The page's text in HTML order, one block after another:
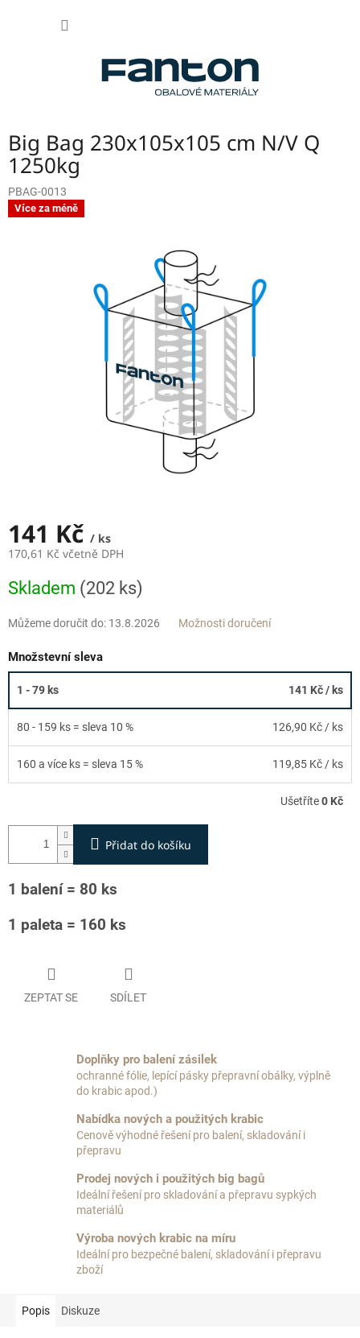
Big Bag 230x105x105 cm N/V Q
1250kg
PBAG-0013
Více za méně
141 Kč / ks
170,61 Kč včetně DPH
cena:
Skladem (202 ks)
Můžeme doručit do: 13.8.2026 Možnosti doručení
Množstevní sleva
1 - 79 ks 141 Kč/ ks
80 - 159 ks = sleva 10 % 126,90 Kč / ks
160 a více ks = sleva 15 % 119,85 Kč / ks
Ušetříte0 Kč
Přidat do košíku
1 balení = 80 ks
1 paleta = 160 ks
ZEPTAT SE SDÍLET
Doplňky pro balení zásilek
ochranné fólie, lepící pásky přepravní obálky, výplně
do krabic apod.)
Nabídka nových a použitých krabic
Cenově výhodné řešení pro balení, skladování i
přepravu
Prodej nových i použitých big bagů
Ideální řešení pro skladování a přepravu sypkých
materiálů
Výroba nových krabic na míru
Ideální pro bezpečné balení, skladování i přepravu
zboží
Popis Diskuze